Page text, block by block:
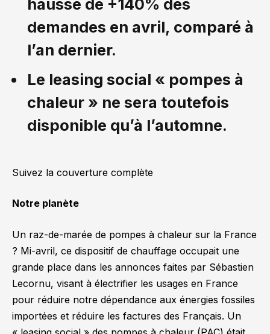
hausse de +140% des
demandes en avril, comparé à
l’an dernier.
Le leasing social « pompes à
chaleur » ne sera toutefois
disponible qu’à l’automne.
Suivez la couverture complète
Notre planète
Un raz-de-marée de pompes à chaleur sur la France
? Mi-avril, ce dispositif de chauffage occupait une
grande place dans les annonces faites par Sébastien
Lecornu, visant à électrifier les usages en France
pour réduire notre dépendance aux énergies fossiles
importées et réduire les factures des Français. Un